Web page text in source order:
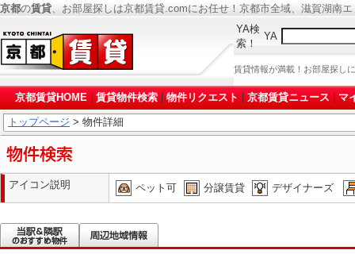
京都の賃貸、お部屋探しは京都賃貸.comにお任せ！京都市全域、滋賀湖南
YA検
索！
YA
賃貸情報が満載！お部屋探し
京都賃貸HOME 賃貸物件検索 物件リクエスト 京都賃貸ニュース マ
トップページ > 物件詳細
アイコン説明 ペット可 分譲賃貸 デザイナーズ